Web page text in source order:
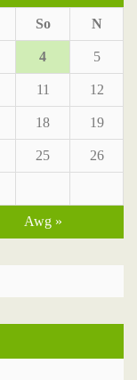
So N
4 5
11 12
18 19
25 26
Awg »